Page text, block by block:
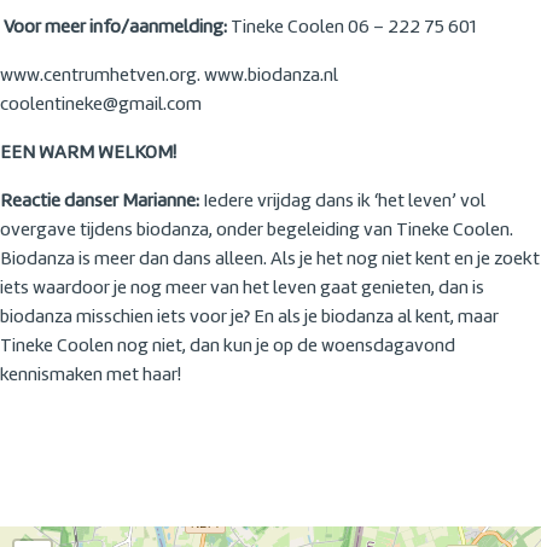
Voor meer info/aanmelding: Tineke Coolen 06 – 222 75 601
www.centrumhetven.org. www.biodanza.nl
coolentineke@gmail.com
EEN WARM WELKOM!
Reactie danser Marianne: Iedere vrijdag dans ik ‘het leven’ vol
overgave tijdens biodanza, onder begeleiding van Tineke Coolen.
Biodanza is meer dan dans alleen. Als je het nog niet kent en je zoekt
iets waardoor je nog meer van het leven gaat genieten, dan is
biodanza misschien iets voor je? En als je biodanza al kent, maar
Tineke Coolen nog niet, dan kun je op de woensdagavond
kennismaken met haar!